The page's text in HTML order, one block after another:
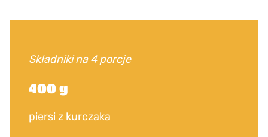
Składniki na 4 porcje
400 g
piersi z kurczaka